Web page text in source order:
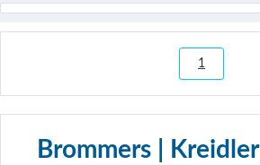
1
Brommers | Kreidler